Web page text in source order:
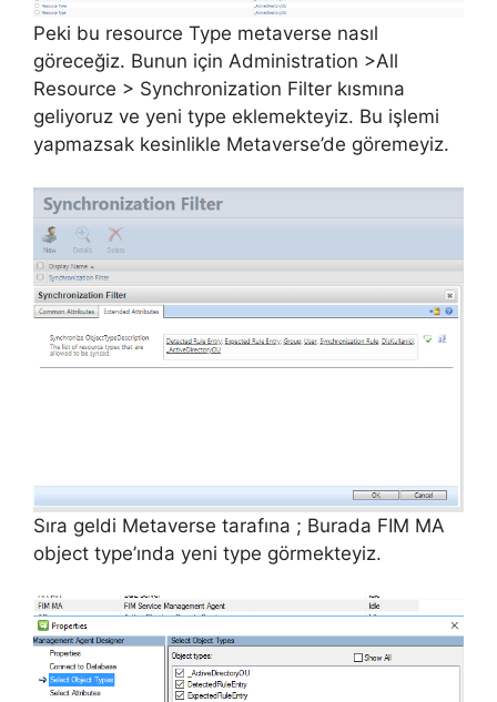
Peki bu resource Type metaverse nasıl
göreceğiz. Bunun için Administration >All
Resource > Synchronization Filter kısmına
geliyoruz ve yeni type eklemekteyiz. Bu işlemi
yapmazsak kesinlikle Metaverse’de göremeyiz.
Sıra geldi Metaverse tarafına ; Burada FIM MA
object type’ında yeni type görmekteyiz.